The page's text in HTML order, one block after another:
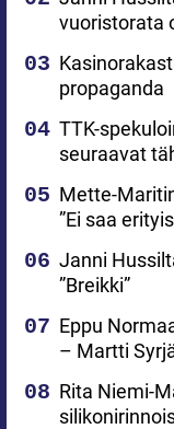
vuoristorata
propaganda
TTK-
seuraavat
Mette-
”Ei saa
Janni
”Breikki”
Eppu
– Martti
Rita Niemi-